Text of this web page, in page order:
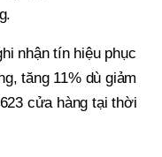
nhận tín hiệu phục
tăng 11% dù giảm
cửa hàng tại thời